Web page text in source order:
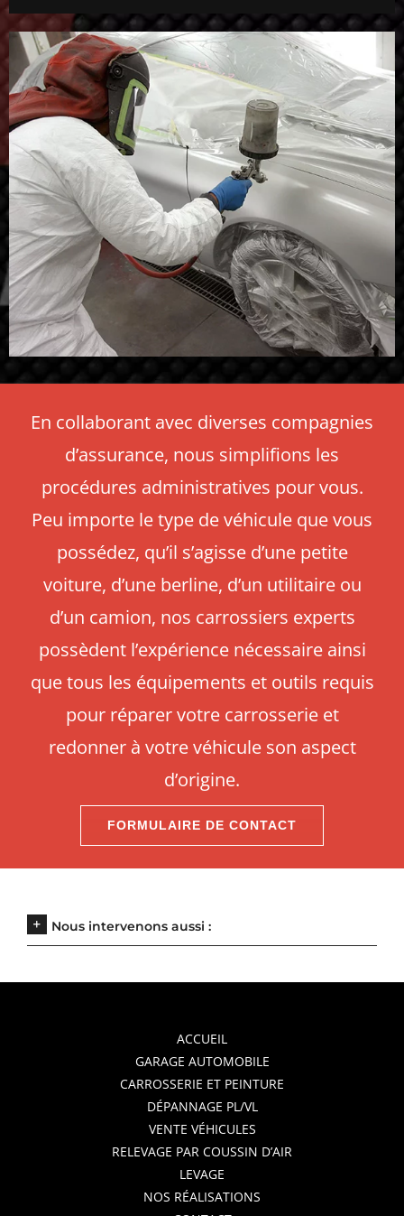
En collaborant avec diverses compagnies
d’assurance, nous simplifions les
procédures administratives pour vous.
Peu importe le type de véhicule que vous
possédez, qu’il s’agisse d’une petite
voiture, d’une berline, d’un utilitaire ou
d’un camion, nos carrossiers experts
possèdent l’expérience nécessaire ainsi
que tous les équipements et outils requis
pour réparer votre carrosserie et
redonner à votre véhicule son aspect
d’origine.
FORMULAIRE DE CONTACT
Nous intervenons aussi :
ACCUEIL
GARAGE AUTOMOBILE
CARROSSERIE ET PEINTURE
DÉPANNAGE PL/VL
VENTE VÉHICULES
RELEVAGE PAR COUSSIN D’AIR
LEVAGE
NOS RÉALISATIONS